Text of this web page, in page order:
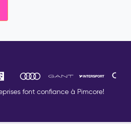
font confiance à Pimcore!